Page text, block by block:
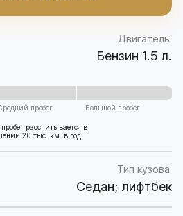
Двигатель:
Бензин 1.5 л.
пробег Большой пробег
рассчитывается в
20 тыс. км. в год
Тип кузова:
Седан; лифтбек